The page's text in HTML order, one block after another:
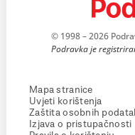
© 1998 – 2026
Podravka je
Mapa stranice
Uvjeti korištenja
Zaštita osobnih
Izjava o pristupačnosti